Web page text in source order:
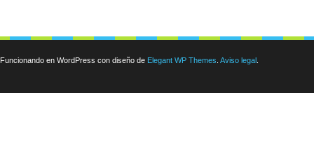
Funcionando en WordPress con diseño de Elegant WP Themes Aviso legal